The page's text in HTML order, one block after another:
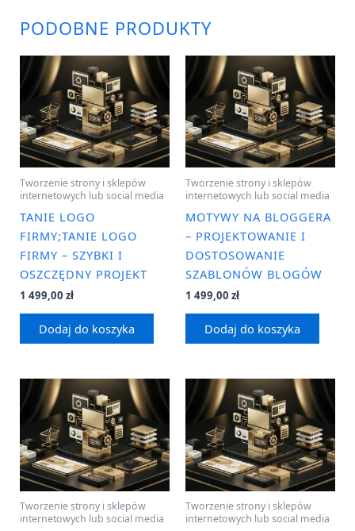
PODOBNE PRODUKTY
Tworzenie strony i sklepów
internetowych lub social media
TANIE LOGO
FIRMY;TANIE LOGO
FIRMY – SZYBKI I
OSZCZĘDNY PROJEKT
1 499,00 zł
Dodaj do koszyka
Tworzenie strony i sklepów
internetowych lub social media
MOTYWY NA BLOGGERA
– PROJEKTOWANIE I
DOSTOSOWANIE
SZABLONÓW BLOGÓW
1 499,00 zł
Dodaj do koszyka
Tworzenie strony i sklepów
internetowych lub social media
Tworzenie strony i sklepów
internetowych lub social media